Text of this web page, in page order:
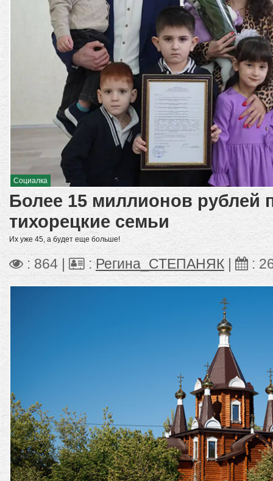
Социалка
Более 15 миллионов рублей
тихорецкие семьи
Их уже 45, а будет еще больше!
: 864 | :Регина_СТЕПАНЯК :